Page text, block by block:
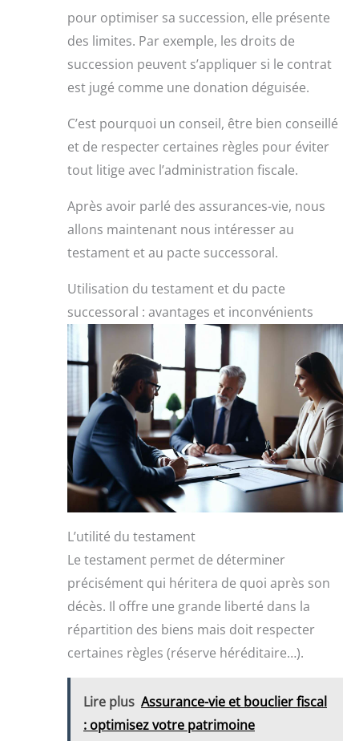
pour optimiser sa succession, elle présente
des limites. Par exemple, les droits de
succession peuvent s’appliquer si le contrat
est jugé comme une donation déguisée.
C’est pourquoi un conseil, être bien conseillé
et de respecter certaines règles pour éviter
tout litige avec l’administration fiscale.
Après avoir parlé des assurances-vie, nous
allons maintenant nous intéresser au
testament et au pacte successoral.
Utilisation du testament et du pacte
successoral : avantages et inconvénients
L’utilité du testament
Le testament permet de déterminer
précisément qui héritera de quoi après son
décès. Il offre une grande liberté dans la
répartition des biens mais doit respecter
certaines règles (réserve héréditaire…).
Lire plus Assurance-vie et bouclier fiscal
: optimisez votre patrimoine